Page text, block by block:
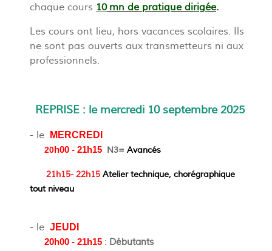
chaque cours 10mn de pratique dirigée.
Les cours ont lieu, hors vacances scolaires. Ils
ne sont pas ouverts aux transmetteurs ni aux
professionnels.
REPRISE : le mercredi 10 septembre 2025
- le MERCREDI
20h00 - 21h15 N3= Avancés
21h15- 22h15 Atelier technique, chorégraphique
tout niveau
- le JEUDI
20h00 - 21h15 : Débutants